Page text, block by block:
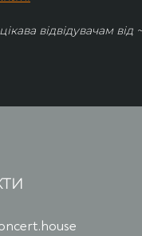
відвідувачам від